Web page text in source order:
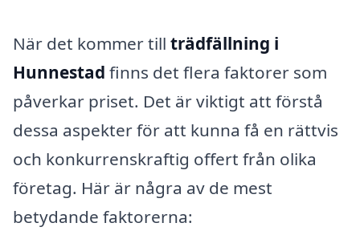
När det kommer till trädfällning i
Hunnestad finns det flera faktorer som
påverkar priset. Det är viktigt att förstå
dessa aspekter för att kunna få en rättvis
och konkurrenskraftig offert från olika
företag. Här är några av de mest
betydande faktorerna: